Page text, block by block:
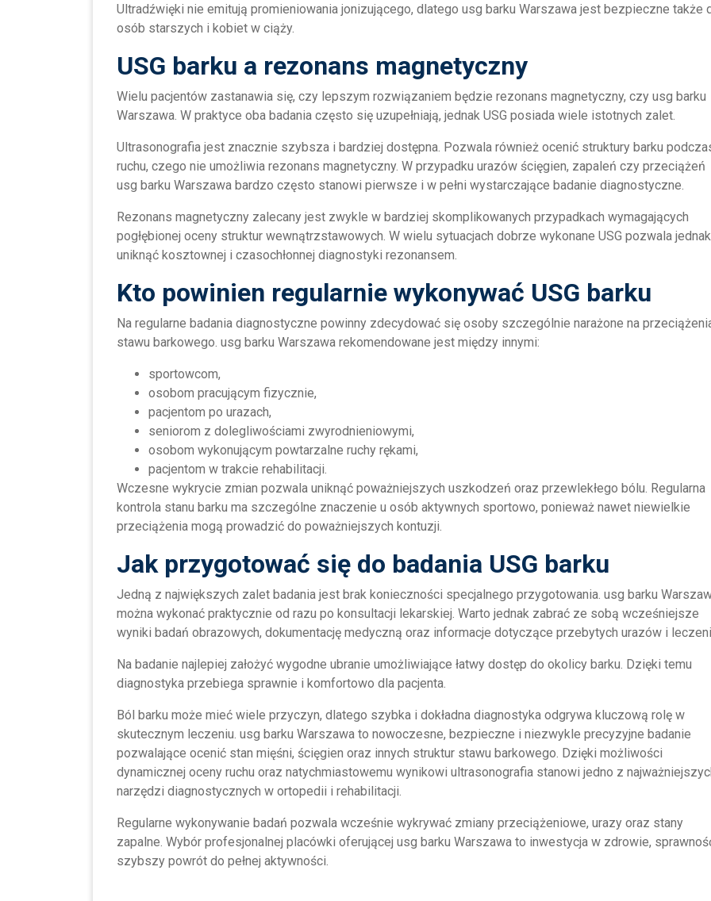
Ultradźwięki nie emitują promieniowania jonizującego, dlatego usg barku Warszawa jest bezpieczne także
osób starszych i kobiet w ciąży.
USG barku a rezonans magnetyczny
Wielu pacjentów zastanawia się, czy lepszym rozwiązaniem będzie rezonans magnetyczny, czy usg barku
Warszawa. W praktyce oba badania często się uzupełniają, jednak USG posiada wiele istotnych zalet.
Ultrasonografia jest znacznie szybsza i bardziej dostępna. Pozwala również ocenić struktury barku
ruchu, czego nie umożliwia rezonans magnetyczny. W przypadku urazów ścięgien, zapaleń czy przeciążeń
usg barku Warszawa bardzo często stanowi pierwsze i w pełni wystarczające badanie diagnostyczne.
Rezonans magnetyczny zalecany jest zwykle w bardziej skomplikowanych przypadkach wymagających
pogłębionej oceny struktur wewnątrzstawowych. W wielu sytuacjach dobrze wykonane USG pozwala jednak
uniknąć kosztownej i czasochłonnej diagnostyki rezonansem.
Kto powinien regularnie wykonywać USG barku
Na regularne badania diagnostyczne powinny zdecydować się osoby szczególnie narażone na
stawu barkowego. usg barku Warszawa rekomendowane jest między innymi:
sportowcom,
osobom pracującym fizycznie,
pacjentom po urazach,
seniorom z dolegliwościami zwyrodnieniowymi,
osobom wykonującym powtarzalne ruchy rękami,
pacjentom w trakcie rehabilitacji.
Wczesne wykrycie zmian pozwala uniknąć poważniejszych uszkodzeń oraz przewlekłego bólu. Regularna
kontrola stanu barku ma szczególne znaczenie u osób aktywnych sportowo, ponieważ nawet niewielkie
przeciążenia mogą prowadzić do poważniejszych kontuzji.
Jak przygotować się do badania USG barku
Jedną z największych zalet badania jest brak konieczności specjalnego przygotowania. usg barku
można wykonać praktycznie od razu po konsultacji lekarskiej. Warto jednak zabrać ze sobą wcześniejsze
wyniki badań obrazowych, dokumentację medyczną oraz informacje dotyczące przebytych urazów i
Na badanie najlepiej założyć wygodne ubranie umożliwiające łatwy dostęp do okolicy barku. Dzięki temu
diagnostyka przebiega sprawnie i komfortowo dla pacjenta.
Ból barku może mieć wiele przyczyn, dlatego szybka i dokładna diagnostyka odgrywa kluczową rolę w
skutecznym leczeniu. usg barku Warszawa to nowoczesne, bezpieczne i niezwykle precyzyjne badanie
pozwalające ocenić stan mięśni, ścięgien oraz innych struktur stawu barkowego. Dzięki możliwości
dynamicznej oceny ruchu oraz natychmiastowemu wynikowi ultrasonografia stanowi jedno z
narzędzi diagnostycznych w ortopedii i rehabilitacji.
Regularne wykonywanie badań pozwala wcześnie wykrywać zmiany przeciążeniowe, urazy oraz stany
zapalne. Wybór profesjonalnej placówki oferującej usg barku Warszawa to inwestycja w zdrowie,
szybszy powrót do pełnej aktywności.